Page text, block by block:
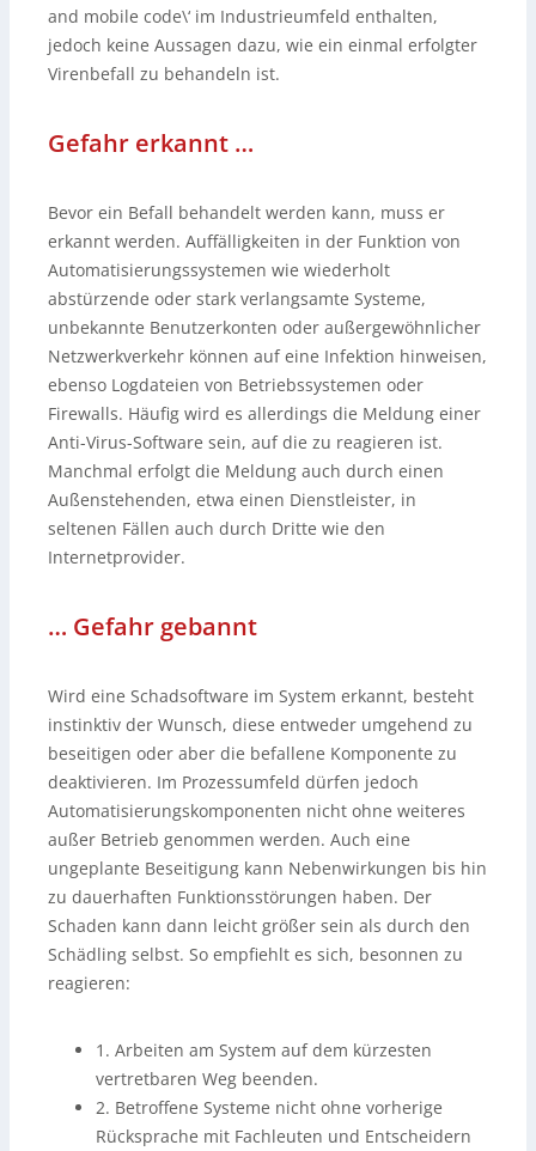
and mobile code\‘ im Industrieumfeld enthalten,
jedoch keine Aussagen dazu, wie ein einmal erfolgter
Virenbefall zu behandeln ist.
Gefahr erkannt …
Bevor ein Befall behandelt werden kann, muss er
erkannt werden. Auffälligkeiten in der Funktion von
Automatisierungssystemen wie wiederholt
abstürzende oder stark verlangsamte Systeme,
unbekannte Benutzerkonten oder außergewöhnlicher
Netzwerkverkehr können auf eine Infektion hinweisen,
ebenso Logdateien von Betriebssystemen oder
Firewalls. Häufig wird es allerdings die Meldung einer
Anti-Virus-Software sein, auf die zu reagieren ist.
Manchmal erfolgt die Meldung auch durch einen
Außenstehenden, etwa einen Dienstleister, in
seltenen Fällen auch durch Dritte wie den
Internetprovider.
… Gefahr gebannt
Wird eine Schadsoftware im System erkannt, besteht
instinktiv der Wunsch, diese entweder umgehend zu
beseitigen oder aber die befallene Komponente zu
deaktivieren. Im Prozessumfeld dürfen jedoch
Automatisierungskomponenten nicht ohne weiteres
außer Betrieb genommen werden. Auch eine
ungeplante Beseitigung kann Nebenwirkungen bis hin
zu dauerhaften Funktionsstörungen haben. Der
Schaden kann dann leicht größer sein als durch den
Schädling selbst. So empfiehlt es sich, besonnen zu
reagieren:
1. Arbeiten am System auf dem kürzesten
vertretbaren Weg beenden.
2. Betroffene Systeme nicht ohne vorherige
Rücksprache mit Fachleuten und Entscheidern